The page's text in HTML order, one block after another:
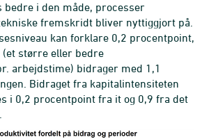
i den måde, processer
fremskridt bliver nyttiggjort på.
kan forklare 0,2 procentpoint,
større eller bedre
arbejdstime) bidrager med 1,1
Bidraget fra kapitalintensiteten
i 0,2 procentpoint fra it og 0,9 fra det